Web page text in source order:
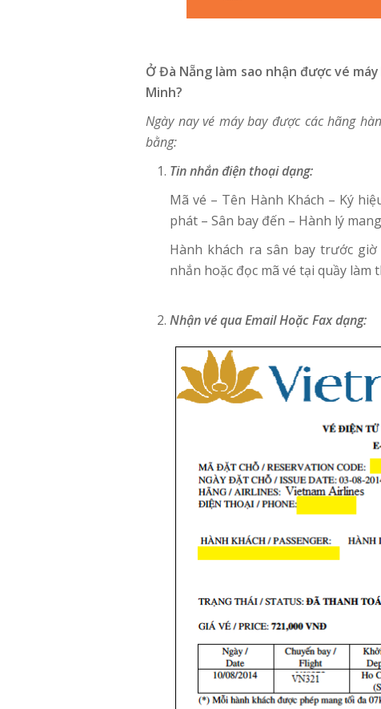
Ở Đà Nẵng làm sao nhận được vé
Minh?
Ngày nay vé máy bay được các hãng
bằng:
Tin nhắn điện thoại dạng:
Mã vé – Tên Hành Khách – Ký
phát – Sân bay đến – Hành lý
Hành khách ra sân bay trước
nhắn hoặc đọc mã vé tại quầy làm
Nhận vé qua Email Hoặc Fax dạng: